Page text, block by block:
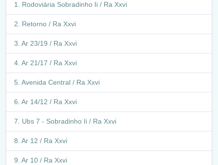
Rodoviária Sobradinho Ii / Ra Xxvi
Retorno / Ra Xxvi
Ar 23/19 / Ra Xxvi
Ar 21/17 / Ra Xxvi
Avenida Central / Ra Xxvi
Ar 14/12 / Ra Xxvi
Ubs 7 - Sobradinho Ii / Ra Xxvi
Ar 12 / Ra Xxvi
Ar 10 / Ra Xxvi